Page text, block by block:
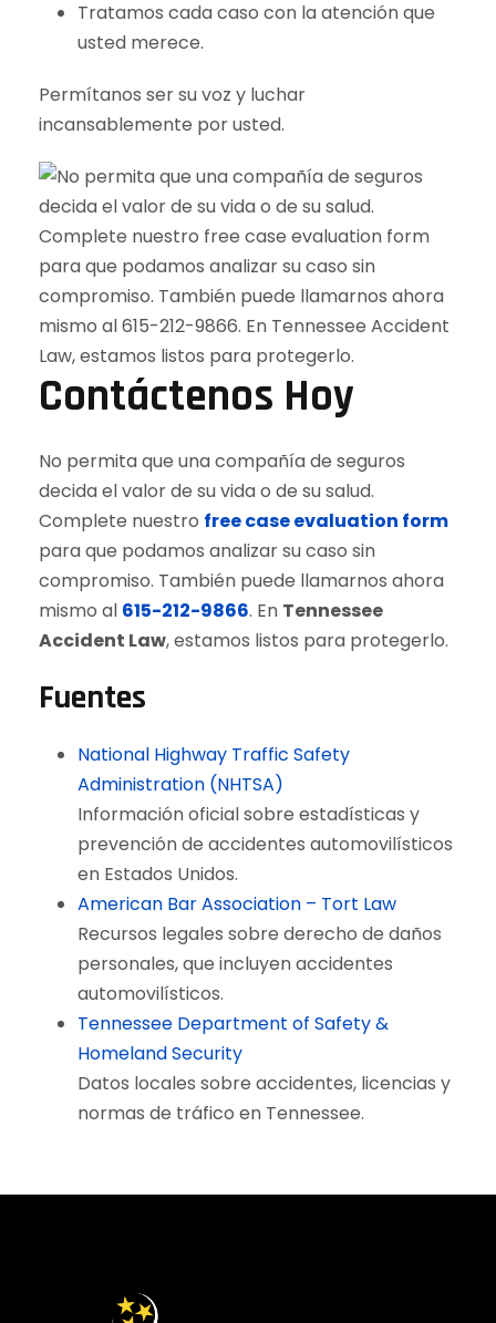
Tratamos cada caso con la atención que
usted merece.
Permítanos ser su voz y luchar
incansablemente por usted.
Contáctenos Hoy
No permita que una compañía de seguros
decida el valor de su vida o de su salud.
Complete nuestro free case evaluation form
para que podamos analizar su caso sin
compromiso. También puede llamarnos ahora
mismo al 615-212-9866. En Tennessee
Accident Law, estamos listos para protegerlo.
Fuentes
National Highway Traffic Safety
Administration (NHTSA)
Información oficial sobre estadísticas y
prevención de accidentes automovilísticos
en Estados Unidos.
American Bar Association – Tort Law
Recursos legales sobre derecho de daños
personales, que incluyen accidentes
automovilísticos.
Tennessee Department of Safety &
Homeland Security
Datos locales sobre accidentes, licencias y
normas de tráfico en Tennessee.